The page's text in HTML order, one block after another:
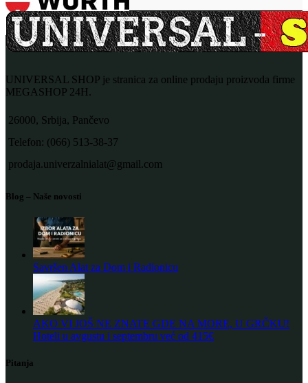
UNIVERSAL SHOP je stranica za online prodaju proizvoda firme
MEGASHOP 24H.
26000, Srbija, Pančevo
Telefon: (066) 513-38-37
prodaja.univerzalnialat@gmail.com
Blog – Naše novosti
Savršen Alat za Dom i Radionicu
AKO VI JOŠ NE ZNATE GDE NA MORE, U GRČKU!
Hoteli u avgustu i septembru već od 415€
Pitanja